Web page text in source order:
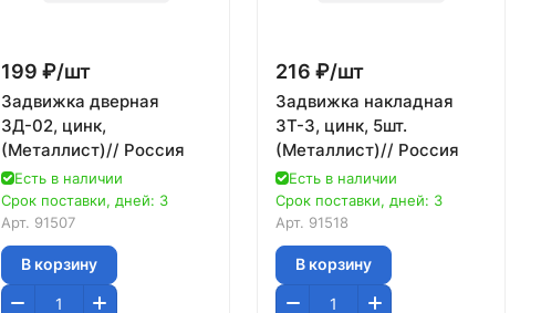
199 ₽/шт
Задвижка дверная
ЗД-02, цинк,
(Металлист)// Россия
Есть в наличии
Срок поставки, дней: 3
Арт. 91507
В корзину
216 ₽/шт
Задвижка накладная
ЗТ-3, цинк, 5шт.
(Металлист)// Россия
Есть в наличии
Срок поставки, дней: 3
Арт. 91518
В корзину